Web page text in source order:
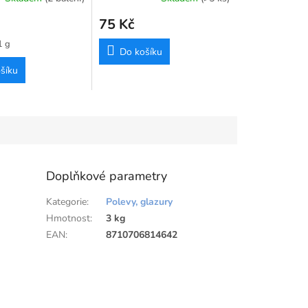
g
75 Kč
Do košíku
Doplňkové parametry
Kategorie:
Polevy, glazury
Hmotnost:
3 kg
EAN: 8710706814642